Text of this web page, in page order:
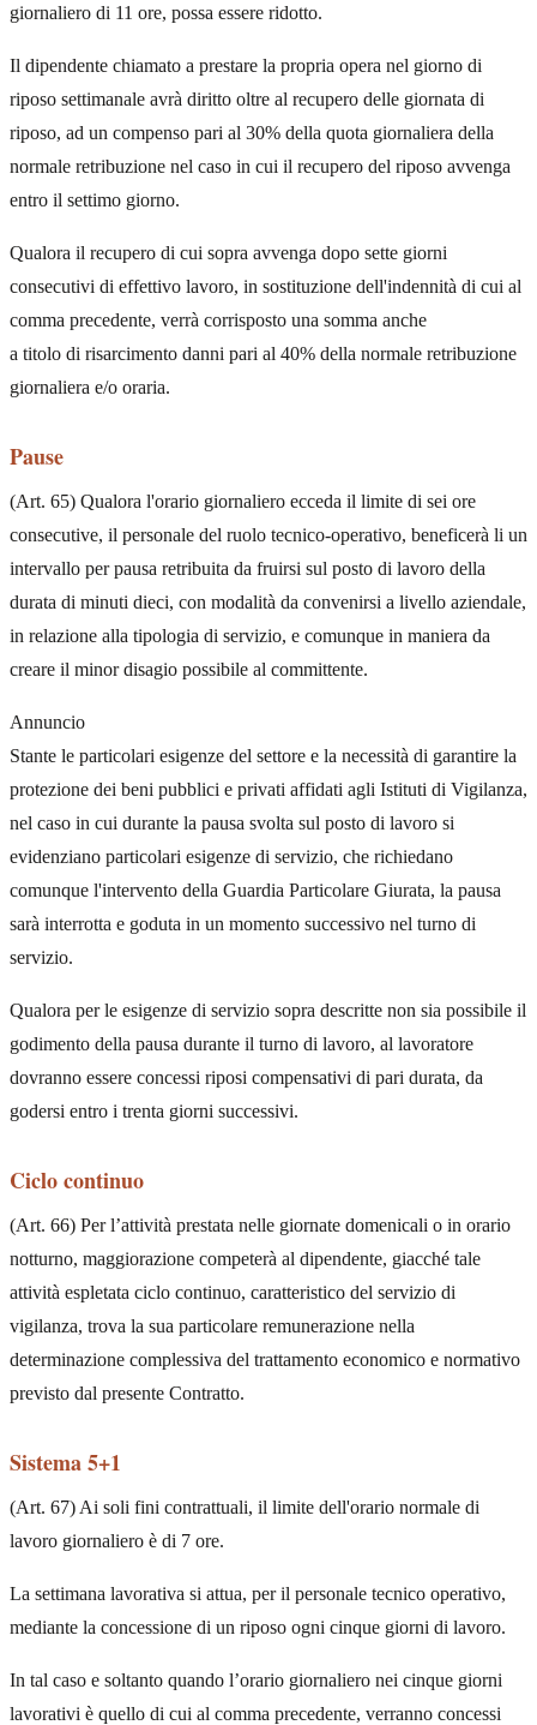
giornaliero di 11 ore, possa essere ridotto.
Il dipendente chiamato a prestare la propria opera nel giorno di
riposo settimanale avrà diritto oltre al recupero delle giornata di
riposo, ad un compenso pari al 30% della quota giornaliera della
normale retribuzione nel caso in cui il recupero del riposo avvenga
entro il settimo giorno.
Qualora il recupero di cui sopra avvenga dopo sette giorni
consecutivi di effettivo lavoro, in sostituzione dell'indennità di cui al
comma precedente, verrà corrisposto una somma anche
a titolo di risarcimento danni pari al 40% della normale retribuzione
giornaliera e/o oraria.
Pause
(Art. 65) Qualora l'orario giornaliero ecceda il limite di sei ore
consecutive, il personale del ruolo tecnico-operativo, beneficerà li un
intervallo per pausa retribuita da fruirsi sul posto di lavoro della
durata di minuti dieci, con modalità da convenirsi a livello aziendale,
in relazione alla tipologia di servizio, e comunque in maniera da
creare il minor disagio possibile al committente.
Annuncio
Stante le particolari esigenze del settore e la necessità di garantire la
protezione dei beni pubblici e privati affidati agli Istituti di Vigilanza,
nel caso in cui durante la pausa svolta sul posto di lavoro si
evidenziano particolari esigenze di servizio, che richiedano
comunque l'intervento della Guardia Particolare Giurata, la pausa
sarà interrotta e goduta in un momento successivo nel turno di
servizio.
Qualora per le esigenze di servizio sopra descritte non sia possibile il
godimento della pausa durante il turno di lavoro, al lavoratore
dovranno essere concessi riposi compensativi di pari durata, da
godersi entro i trenta giorni successivi.
Ciclo continuo
(Art. 66) Per l’attività prestata nelle giornate domenicali o in orario
notturno, maggiorazione competerà al dipendente, giacché tale
attività espletata ciclo continuo, caratteristico del servizio di
vigilanza, trova la sua particolare remunerazione nella
determinazione complessiva del trattamento economico e normativo
previsto dal presente Contratto.
Sistema 5+1
(Art. 67) Ai soli fini contrattuali, il limite dell'orario normale di
lavoro giornaliero è di 7 ore.
La settimana lavorativa si attua, per il personale tecnico operativo,
mediante la concessione di un riposo ogni cinque giorni di lavoro.
In tal caso e soltanto quando l’orario giornaliero nei cinque giorni
lavorativi è quello di cui al comma precedente, verranno concessi